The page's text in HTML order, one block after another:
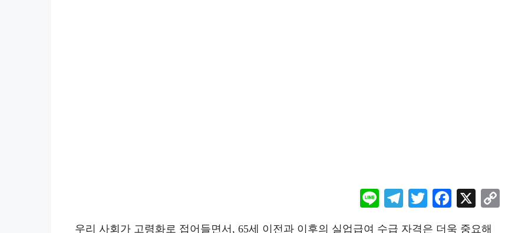
Li
Te
T
F
X
우리 사회가 고령화로 접어들면서, 65세 이전과 이후의 실업급여 수급 자격은 더욱 중요해